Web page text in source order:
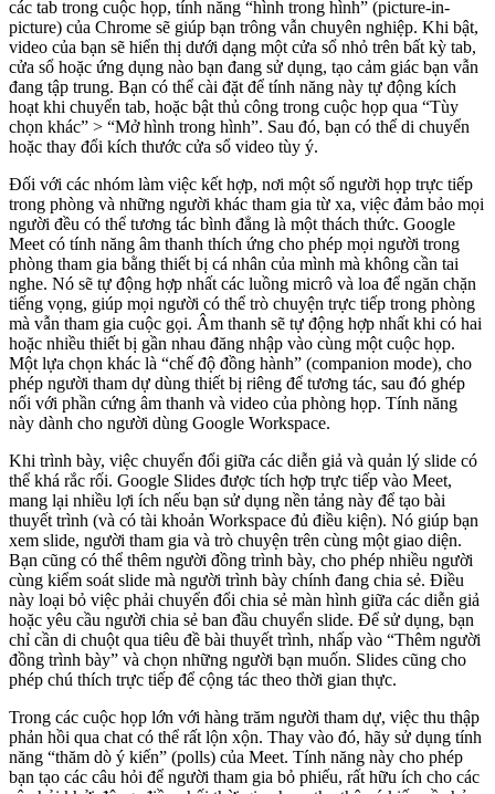
các tab trong cuộc họp, tính năng “hình trong hình” (picture-in-
picture) của Chrome sẽ giúp bạn trông vẫn chuyên nghiệp. Khi bật,
video của bạn sẽ hiển thị dưới dạng một cửa sổ nhỏ trên bất kỳ tab,
cửa sổ hoặc ứng dụng nào bạn đang sử dụng, tạo cảm giác bạn vẫn
đang tập trung. Bạn có thể cài đặt để tính năng này tự động kích
hoạt khi chuyển tab, hoặc bật thủ công trong cuộc họp qua “Tùy
chọn khác” > “Mở hình trong hình”. Sau đó, bạn có thể di chuyển
hoặc thay đổi kích thước cửa sổ video tùy ý.
Đối với các nhóm làm việc kết hợp, nơi một số người họp trực tiếp
trong phòng và những người khác tham gia từ xa, việc đảm bảo mọi
người đều có thể tương tác bình đẳng là một thách thức. Google
Meet có tính năng âm thanh thích ứng cho phép mọi người trong
phòng tham gia bằng thiết bị cá nhân của mình mà không cần tai
nghe. Nó sẽ tự động hợp nhất các luồng micrô và loa để ngăn chặn
tiếng vọng, giúp mọi người có thể trò chuyện trực tiếp trong phòng
mà vẫn tham gia cuộc gọi. Âm thanh sẽ tự động hợp nhất khi có hai
hoặc nhiều thiết bị gần nhau đăng nhập vào cùng một cuộc họp.
Một lựa chọn khác là “chế độ đồng hành” (companion mode), cho
phép người tham dự dùng thiết bị riêng để tương tác, sau đó ghép
nối với phần cứng âm thanh và video của phòng họp. Tính năng
này dành cho người dùng Google Workspace.
Khi trình bày, việc chuyển đổi giữa các diễn giả và quản lý slide có
thể khá rắc rối. Google Slides được tích hợp trực tiếp vào Meet,
mang lại nhiều lợi ích nếu bạn sử dụng nền tảng này để tạo bài
thuyết trình (và có tài khoản Workspace đủ điều kiện). Nó giúp bạn
xem slide, người tham gia và trò chuyện trên cùng một giao diện.
Bạn cũng có thể thêm người đồng trình bày, cho phép nhiều người
cùng kiểm soát slide mà người trình bày chính đang chia sẻ. Điều
này loại bỏ việc phải chuyển đổi chia sẻ màn hình giữa các diễn giả
hoặc yêu cầu người chia sẻ ban đầu chuyển slide. Để sử dụng, bạn
chỉ cần di chuột qua tiêu đề bài thuyết trình, nhấp vào “Thêm người
đồng trình bày” và chọn những người bạn muốn. Slides cũng cho
phép chú thích trực tiếp để cộng tác theo thời gian thực.
Trong các cuộc họp lớn với hàng trăm người tham dự, việc thu thập
phản hồi qua chat có thể rất lộn xộn. Thay vào đó, hãy sử dụng tính
năng “thăm dò ý kiến” (polls) của Meet. Tính năng này cho phép
bạn tạo các câu hỏi để người tham gia bỏ phiếu, rất hữu ích cho các